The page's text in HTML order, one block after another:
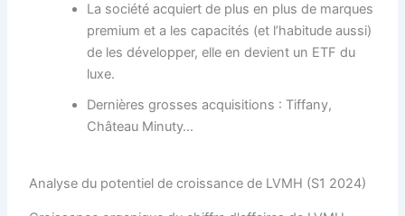
La société acquiert de plus en plus de marques
premium et a les capacités (et l’habitude aussi)
de les développer, elle en devient un ETF du
luxe.
Dernières grosses acquisitions : Tiffany,
Château Minuty…
Analyse du potentiel de croissance de LVMH (S1 2024)